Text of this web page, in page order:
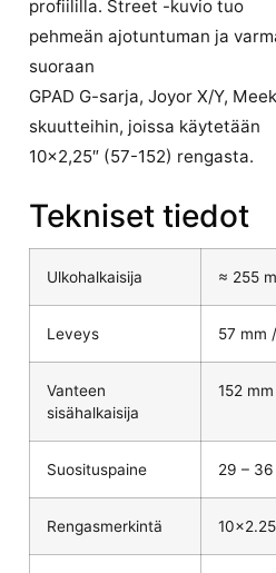
profiililla. Street -kuvio tuo
pehmeän ajotuntuman ja
suoraan
GPAD G-sarja, Joyor X/Y,
skuutteihin, joissa käytetään
10×2,25″ (57-152) rengasta.
Tekniset tiedot
Ulkohalkaisija ≈ 255
Leveys 57 mm
Vanteen
sisähalkaisija
152
Suosituspaine 29 –
Rengasmerkintä 10×2.25